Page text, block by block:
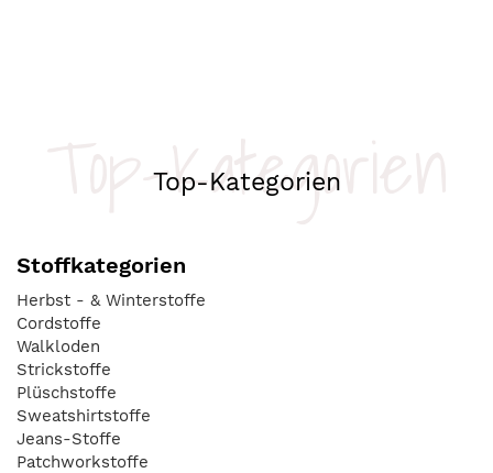
Top-Kategorien
Top-Kategorien
Stoffkategorien
Herbst - & Winterstoffe
Cordstoffe
Walkloden
Strickstoffe
Plüschstoffe
Sweatshirtstoffe
Jeans-Stoffe
Patchworkstoffe